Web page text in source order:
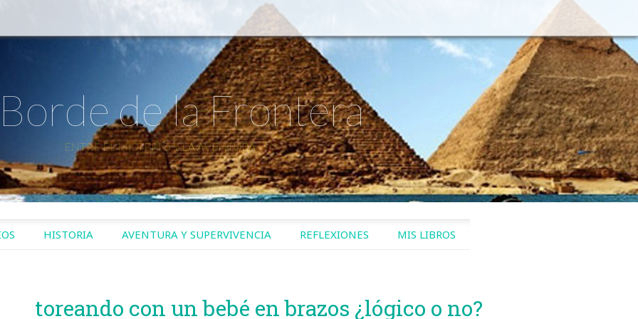
de la Frontera
ENTRE EL MISTERIO Y LA AVENTURA
HISTORIA AVENTURA Y SUPERVIVENCIA REFLEXIONES MIS LIBROS
toreando con un bebé en brazos ¿lógico o no?